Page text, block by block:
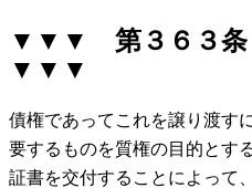
▼▼▼ 第３６３条
▼▼▼
債権であってこれを譲り渡す
要するものを質権の目的とす
証書を交付することによって